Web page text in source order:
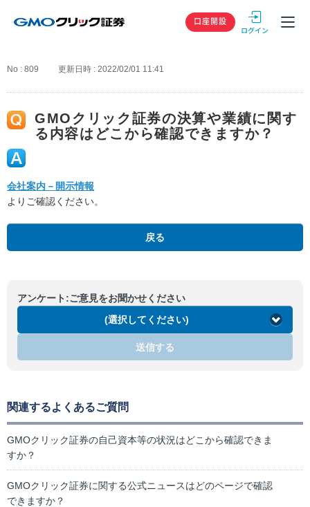
GMOクリック
口座開設
No : 809 更新日時 : 2022/02/01 11:41
GMOクリック証券の決算や業績に関す
る内容はどこから確認できますか？
会社案内－開示情報
よりご確認ください。
戻る
アンケート:ご意見をお聞かせください
(選択してください)
送信する
関連するよくあるご質問
GMOクリック証券の自己資本等の状況はどこから確認できま
すか？
GMOクリック証券に関する公式ニュースはどのページで確認
できますか？